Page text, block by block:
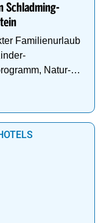
Schladming-
Familienurlaub
Natur-
Familien-Spa